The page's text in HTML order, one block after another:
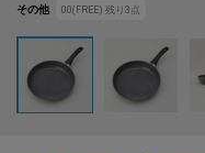
その他 00(FREE) 残り3点